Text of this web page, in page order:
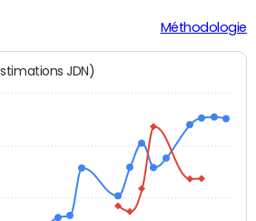
Méthodologie
: estimations JDN)